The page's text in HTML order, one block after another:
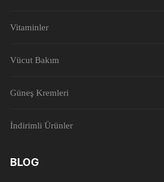
Vitaminler
Vücut Bakım
Güneş Kremleri
İndirimli Ürünler
BLOG